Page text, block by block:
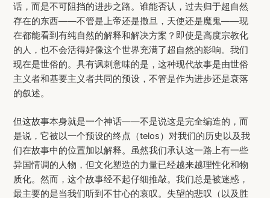
话，而是不可阻挡的进步之路。谁能否认，过去归于超自然
存在的东西——不管是上帝还是撒旦，天使还是魔鬼——现
在都能看到有纯自然的解释和解决方案？即使是高度宗教化
的人，也不会活得好像这个世界充满了超自然的影响。我们
现在是世俗的。具有讽刺意味的是，这种现代故事是由世俗
主义者和基要主义者共同的预设，不管是作为进步还是衰落
的叙述。
但这故事本身就是一个神话——不是说这是完全编造的，而
是说，它被以一个预设的终点（telos）对我们的历史以及我
们在故事中的位置加以解释。虽然我们承认这一路上有一些
异国情调的人物，但文化塑造的力量已经越来越理性化和物
质化。然而，这个故事经不起仔细推敲。我们总是被迷惑，
最主要的是当我们听到不甘心的哀叹。失望的悲叹（以及胜